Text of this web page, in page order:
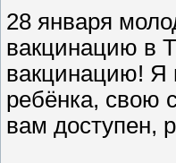
28 января
вакцинацию в
вакцинацию! Я
ребёнка, свою
вам доступен,